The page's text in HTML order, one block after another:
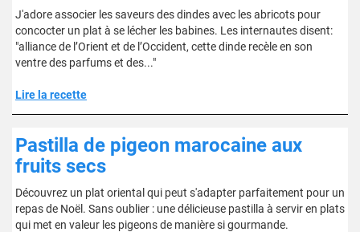
J'adore associer les saveurs des dindes avec les abricots pour
concocter un plat à se lécher les babines. Les internautes disent:
"alliance de l’Orient et de l’Occident, cette dinde recèle en son
ventre des parfums et des..."
Lire la recette
Pastilla de pigeon marocaine aux
fruits secs
Découvrez un plat oriental qui peut s'adapter parfaitement pour un
repas de Noël. Sans oublier : une délicieuse pastilla à servir en plats
qui met en valeur les pigeons de manière si gourmande.